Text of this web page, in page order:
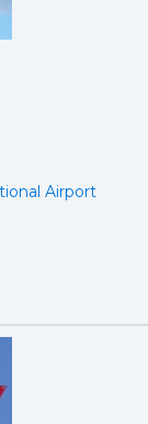
Airport